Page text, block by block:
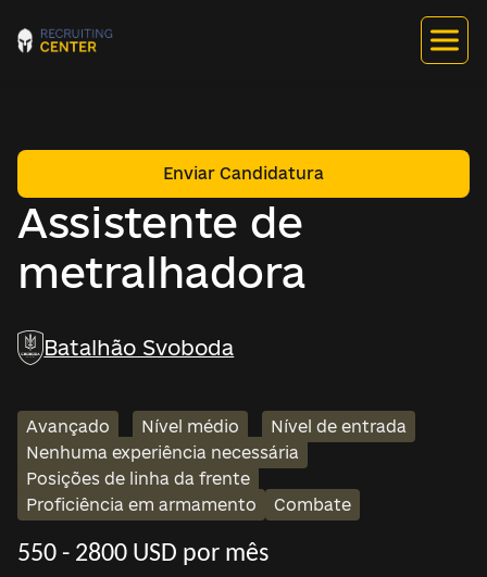
Assistente de
metralhadora
Enviar Candidatura
Batalhão Svoboda
Avançado Nível médio
Nível de entrada
Nenhuma experiência necessária
Posições de linha da frente
Proficiência em armamento
Combate
550 - 2800 USD por mês